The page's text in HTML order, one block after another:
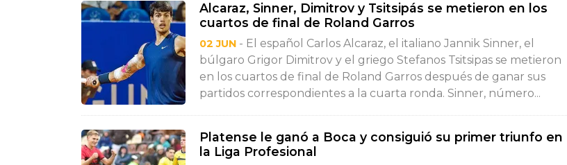
Alcaraz, Sinner, Dimitrov y Tsitsipás se metieron en los
cuartos de final de Roland Garros
02 JUN - El español Carlos Alcaraz, el italiano Jannik Sinner, el
búlgaro Grigor Dimitrov y el griego Stefanos Tsitsipas se metieron
en los cuartos de final de Roland Garros después de ganar sus
partidos correspondientes a la cuarta ronda. Sinner, número...
Platense le ganó a Boca y consiguió su primer triunfo en
la Liga Profesional